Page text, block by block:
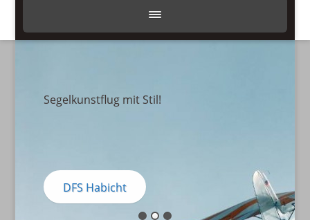
Segelkunstflug mit Stil!
DFS Habicht